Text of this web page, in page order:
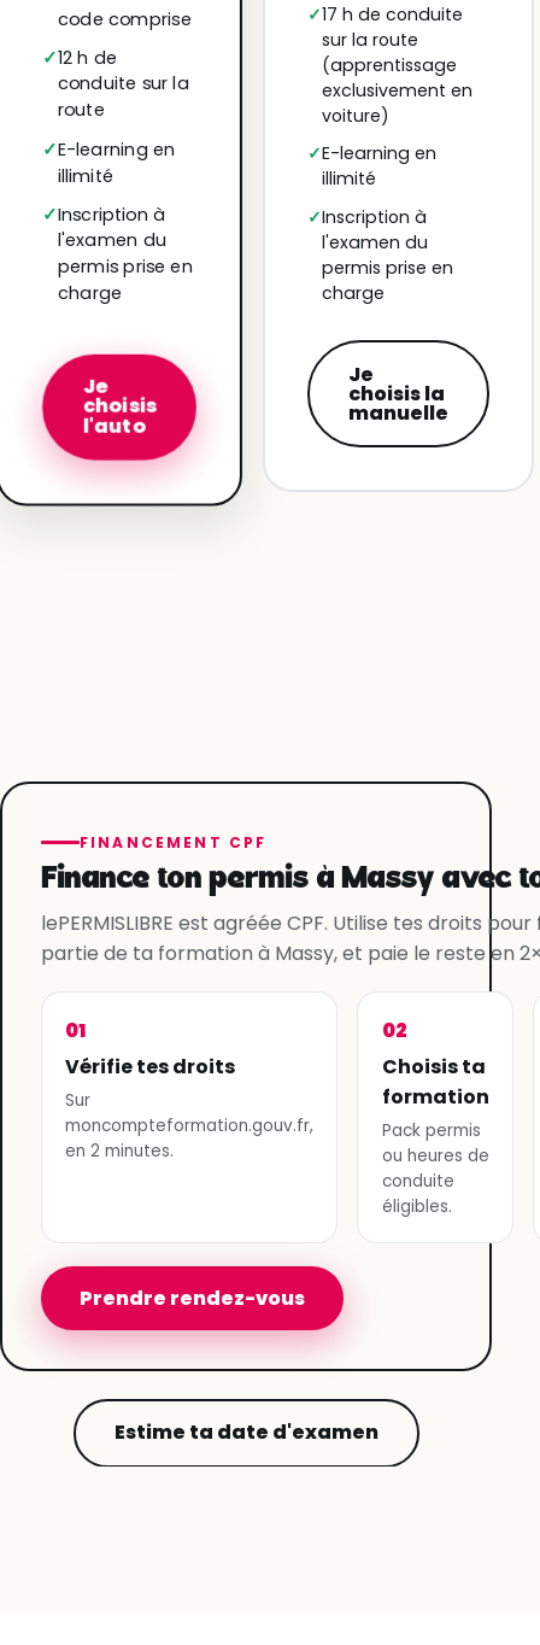
code comprise
12 h de
conduite sur la
route
E-learning en
illimité
Inscription à
l'examen du
permis prise en
charge
Je
choisis
l'auto
17 h de conduite
sur la route
(apprentissage
exclusivement en
voiture)
E-learning en
illimité
Inscription à
l'examen du
permis prise en
charge
Je
choisis la
manuelle
FINANCEMENT CPF
Finance ton permis à Massy avec
lePERMISLIBRE est agréée CPF. Utilise tes droits
partie de ta formation à Massy, et paie le reste en
01
Vérifie tes droits
Sur
moncompteformation.gouv.fr,
en 2 minutes.
02
Choisis ta
formation
Pack permis
ou heures de
conduite
éligibles.
Prendre rendez-vous
Estime ta date d'examen